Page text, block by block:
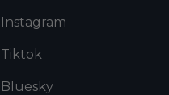
Instagram
Tiktok
Bluesky